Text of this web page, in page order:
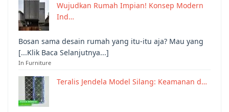
Wujudkan Rumah Impian! Konsep Modern
Ind…
Bosan sama desain rumah yang itu-itu aja? Mau yang
[...Klik Baca Selanjutnya...]
In Furniture
Teralis Jendela Model Silang: Keamanan d…